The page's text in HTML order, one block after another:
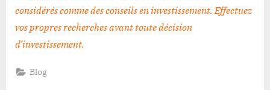
considérés comme des conseils en investissement. Effectuez
vos propres recherches avant toute décision
d’investissement.
Blog